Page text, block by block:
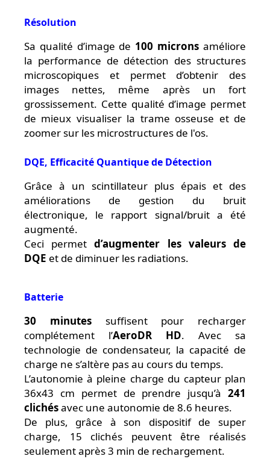
Résolution
Sa qualité d’image de 100 microns améliore
la performance de détection des structures
microscopiques et permet d’obtenir des
images nettes, même après un fort
grossissement. Cette qualité d’image permet
de mieux visualiser la trame osseuse et de
zoomer sur les microstructures de l'os.
DQE, Efficacité Quantique de Détection
Grâce à un scintillateur plus épais et des
améliorations de gestion du bruit
électronique, le rapport signal/bruit a été
augmenté.
Ceci permetd’augmenter les valeurs de
DQE et de diminuer les radiations.
Batterie
30 minutessuffisent pour recharger
complétement l’AeroDR HD. Avec sa
technologie de condensateur, la capacité de
charge ne s’altère pas au cours du temps.
L’autonomie à pleine charge du capteur plan
36x43 cm permet de prendre jusqu’à 241
clichésavec une autonomie de 8.6 heures.
De plus, grâce à son dispositif de super
charge, 15 clichés peuvent être réalisés
seulement après 3 min de rechargement.